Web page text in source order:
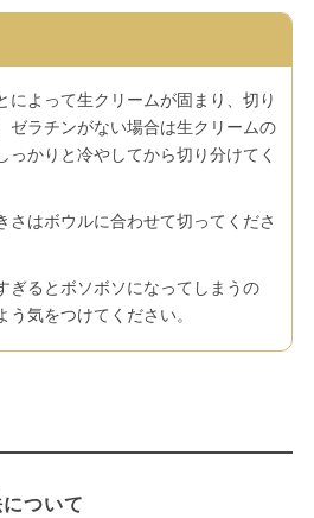
によって生クリームが固まり、切り
ゼラチンがない場合は生クリームの
っかりと冷やしてから切り分けてく
さはボウルに合わせて切ってくださ
ぎるとボソボソになってしまうの
う気をつけてください。
ついて